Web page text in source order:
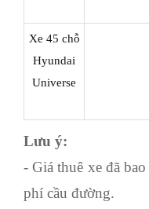
Xe 45 chỗ
Hyundai
Universe
Lưu ý:
- Giá thuê xe đã
phí cầu đường.